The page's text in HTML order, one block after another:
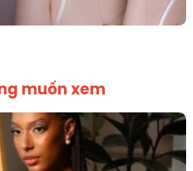
muốn xem